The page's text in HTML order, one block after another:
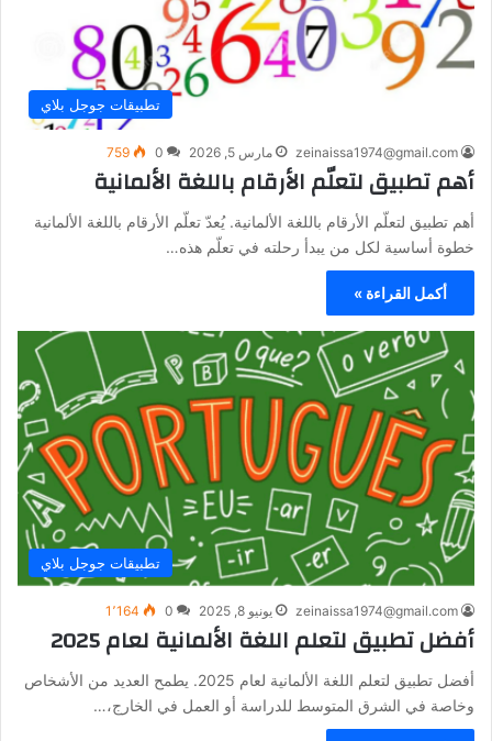
تطبيقات جوجل بلاي
zeinaissa1974@gmail.com مارس 5, 2026 0
759
أهم تطبيق لتعلّم الأرقام باللغة الألمانية
أهم تطبيق لتعلّم الأرقام باللغة الألمانية. يُعدّ تعلّم الأرقام باللغة الألمانية
خطوة أساسية لكل من يبدأ رحلته في تعلّم هذه…
أكمل القراءة »
تطبيقات جوجل بلاي
zeinaissa1974@gmail.com يونيو 8, 2025 0 1٬164
أفضل تطبيق لتعلم اللغة الألمانية لعام 2025
أفضل تطبيق لتعلم اللغة الألمانية لعام 2025. يطمح العديد من الأشخاص
وخاصة في الشرق المتوسط للدراسة أو العمل في الخارج،…